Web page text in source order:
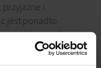
i
jest ponadto
dla